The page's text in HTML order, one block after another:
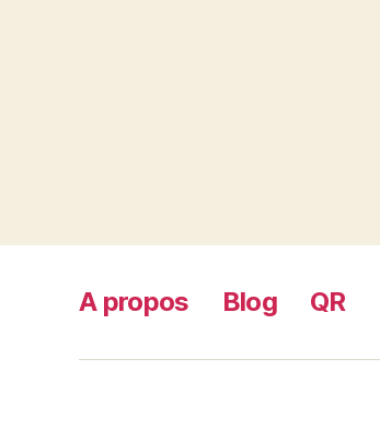
A propos Blog QR